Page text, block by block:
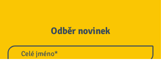
Odběr novinek